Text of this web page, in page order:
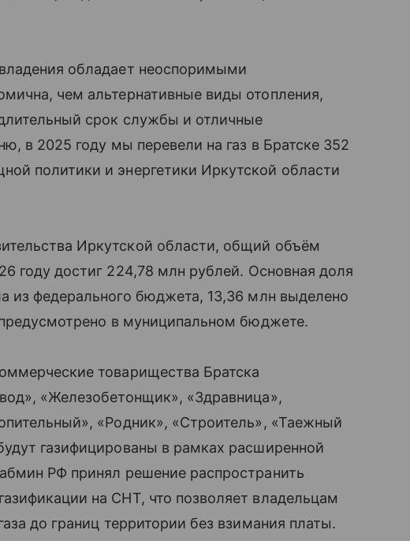
обладает неоспоримыми
чем альтернативные виды отопления,
срок службы и отличные
в 2025 году мы перевели на газ в Братске 352
политики и энергетики Иркутской области
Иркутской области, общий объём
году достиг 224,78 млн рублей. Основная доля
федерального бюджета, 13,36 млн выделено
в муниципальном бюджете.
товарищества Братска
«Железобетонщик», «Здравница»,
«Родник», «Строитель», «Таежный
газифицированы в рамках расширенной
РФ принял решение распространить
на СНТ, что позволяет владельцам
до границ территории без взимания платы.